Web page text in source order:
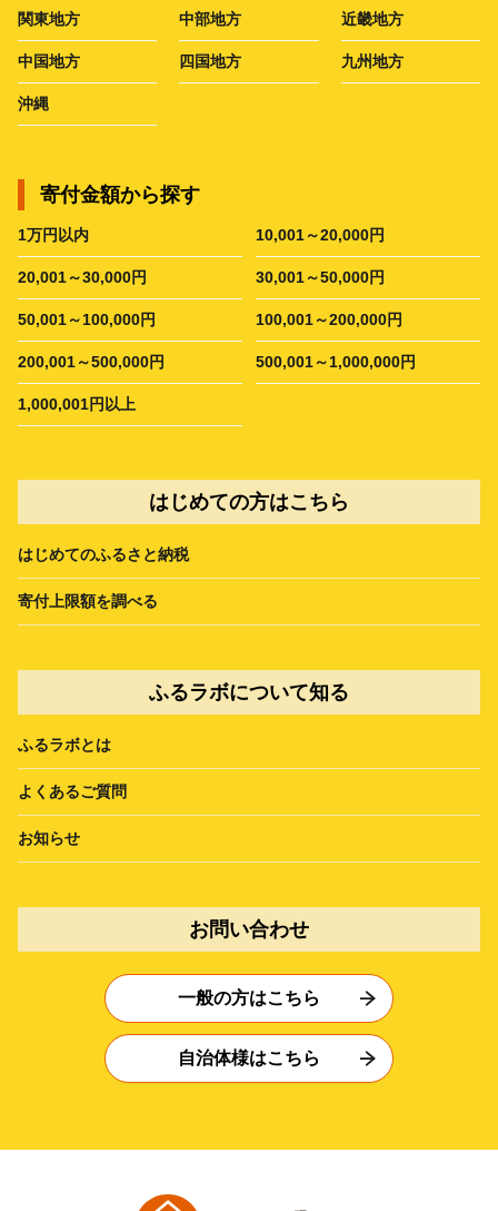
関東地方 中部地方 近畿地方
中国地方 四国地方 九州地方
沖縄
寄付金額から探す
1万円以内 10,001～20,000円
20,001～30,000円 30,001～50,000円
50,001～100,000円 100,001～200,000円
200,001～500,000円 500,001～1,000,000円
1,000,001円以上
はじめての方はこちら
はじめてのふるさと納税
寄付上限額を調べる
ふるラボについて知る
ふるラボとは
よくあるご質問
お知らせ
お問い合わせ
一般の方はこちら
自治体様はこちら